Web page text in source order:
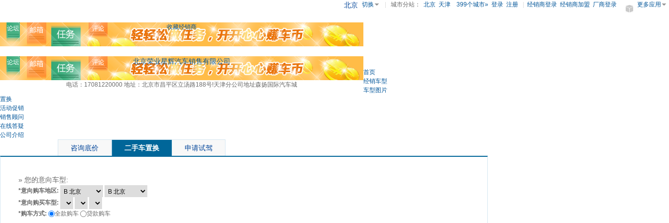
北京 切换 城市分站： 北京 天津 399个城市» 更多应用
登录 注册 经销商登录 经销商加盟 厂商登录
收藏经销商
北京荣业星辉汽车销售有限公司
电话：17081220000 地址：北京市昌平区立汤路188号!天津分公司地址森扬国际汽车城
首页
经销车型
车型图片
置换
活动促销
销售顾问
在线答疑
公司介绍
咨询底价 二手车置换 申请试驾
» 您的意向车型:
*意向购车地区:
*意向购买车型:
*购车方式: 全款购车 贷款购车